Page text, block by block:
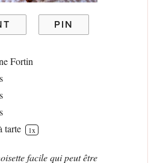
PIN
Fortin
tarte 1x
facile qui peut être